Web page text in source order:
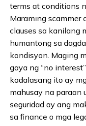
terms at conditions
Maraming scammer
clauses sa kanilang
humantong sa
kondisyon. Maging
gaya ng “no
kadalasang ito ay
mahusay na paraan
seguridad ay ang
sa finance o mga